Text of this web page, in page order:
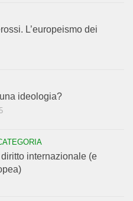
L’europeismo dei
ideologia?
internazionale (e